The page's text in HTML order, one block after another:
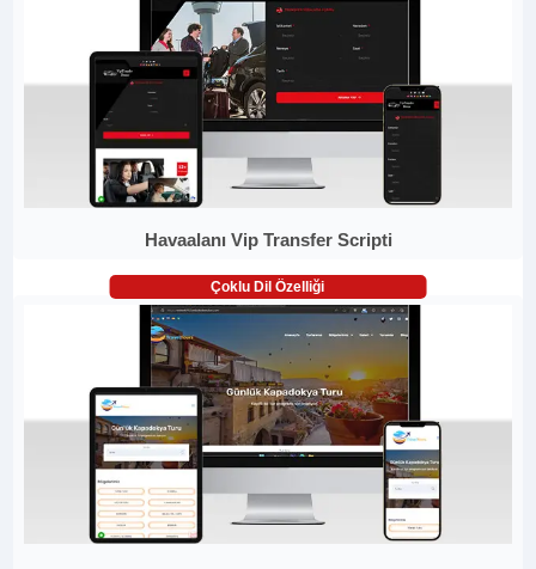
Havaalanı Vip Transfer Scripti
Çoklu Dil Özelliği